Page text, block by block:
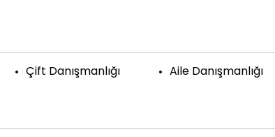
Çift Danışmanlığı Aile Danışmanlığı